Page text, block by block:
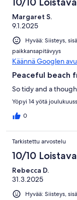
Margaret S.
9.1.2025
Hyvää: Siisteys,
paikkansapitävyys
Käännä Googlen
Peaceful beach
So tidy and a
Yöpyi 14 yötä
0
Tarkistettu arvostelu
10/10 Loistava
Rebecca D.
31.3.2025
Hyvää: Siisteys,